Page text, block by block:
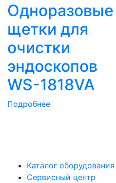
Одноразовые
щетки для
очистки
эндоскопов
WS-1818VA
Подробнее
Каталог оборудования
Сервисный центр